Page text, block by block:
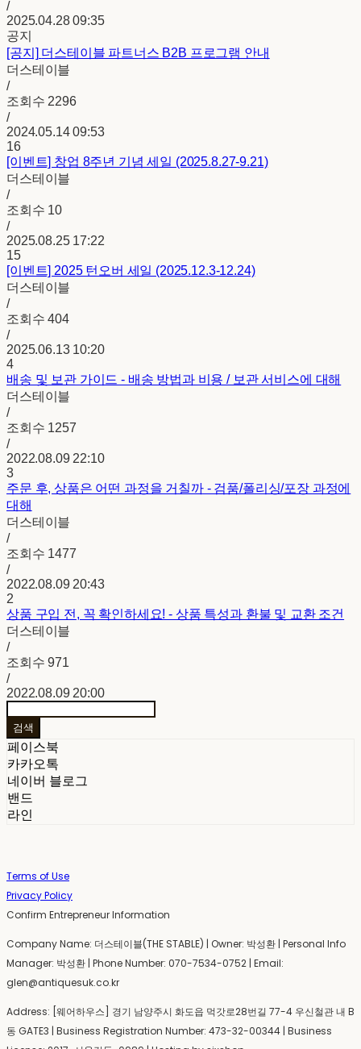
/
2025.04.28 09:35
공지
[공지] 더스테이블 파트너스 B2B 프로그램 안내
더스테이블
/
조회수 2296
/
2024.05.14 09:53
16
[이벤트] 창업 8주년 기념 세일 (2025.8.27-9.21)
더스테이블
/
조회수 10
/
2025.08.25 17:22
15
[이벤트] 2025 턴오버 세일 (2025.12.3-12.24)
더스테이블
/
조회수404
/
2025.06.13 10:20
4
배송 및 보관 가이드 - 배송 방법과 비용 / 보관 서비스에 대해
더스테이블
/
조회수 1257
/
2022.08.09 22:10
3
주문 후, 상품은 어떤 과정을 거칠까 - 검품/폴리싱/포장 과정에
대해
더스테이블
/
조회수 1477
/
2022.08.09 20:43
2
상품 구입 전, 꼭 확인하세요! - 상품 특성과 환불 및 교환 조건
더스테이블
/
조회수971
/
2022.08.09 20:00
검색
페이스북
카카오톡
네이버 블로그
밴드
라인
Terms of Use
Privacy Policy
Confirm Entrepreneur Information
Company Name: 더스테이블(THE STABLE) | Owner: 박성환 | Personal Info
Manager: 박성환 | Phone Number: 070-7534-0752 | Email:
glen@antiquesuk.co.kr
Address: [웨어하우스] 경기 남양주시 화도읍 먹갓로28번길 77-4 우신철관 내 B
동 GATE3 | Business Registration Number: 473-32-00344 | Business